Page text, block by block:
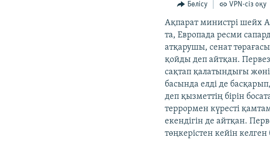
Бөлісу VPN-сіз оқу
Ақпарат министрі шейх
та, Европада ресми
атқарушы, сенат
қойды деп айтқан.
сақтап қалатындығы
басында елді де
деп қызметтің бірін
террормен күресті
екендігін де айтқан.
төңкерістен кейін